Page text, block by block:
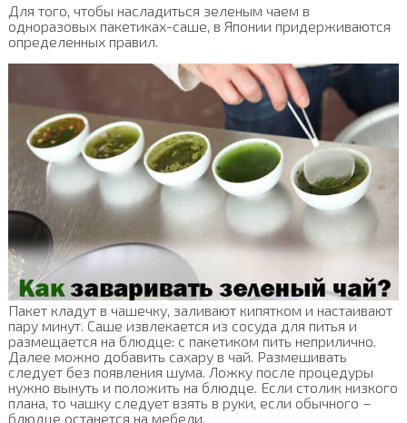
Для того, чтобы насладиться зеленым чаем в
одноразовых пакетиках-саше, в Японии придерживаются
определенных правил.
Пакет кладут в чашечку, заливают кипятком и настаивают
пару минут. Саше извлекается из сосуда для питья и
размещается на блюдце: с пакетиком пить неприлично.
Далее можно добавить сахару в чай. Размешивать
следует без появления шума. Ложку после процедуры
нужно вынуть и положить на блюдце. Если столик низкого
плана, то чашку следует взять в руки, если обычного –
блюдце останется на мебели.